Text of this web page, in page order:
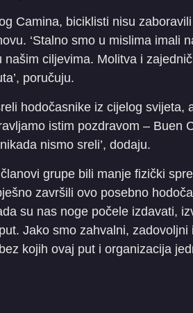
Camina, biciklisti nisu
‘Stalno smo u mislima imali
našim ciljevima. Molitva i
poručuju.
hodočasnike iz cijelog
istim pozdravom –
nismo sreli’, dodaju.
grupe bili manje fizički
završili ovo posebno
su nas noge počele izdavati,
Jako smo zahvalni,
kojih ovaj put i organizacija